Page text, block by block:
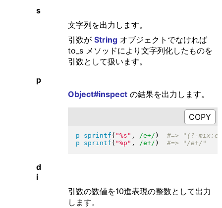
s
文字列を出力します。
引数が Stringオブジェクトでなければ
to_s メソッドにより文字列化したものを
引数として扱います。
p
Object#inspectの結果を出力します。
p sprintf ( "%s " , /e+/ )
p
sprintf ( "%p " , /e+/ )
d
i
引数の数値を10進表現の整数として出力
します。